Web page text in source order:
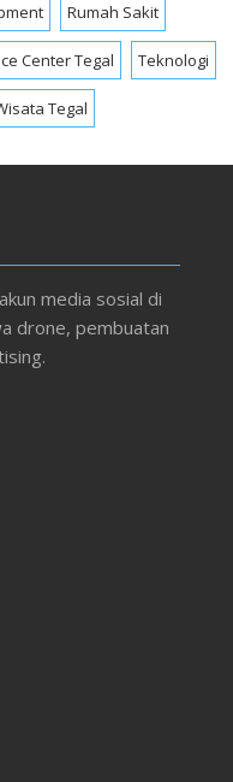
Rumah Sakit
Center Tegal Teknologi
Tegal
media sosial di
drone, pembuatan